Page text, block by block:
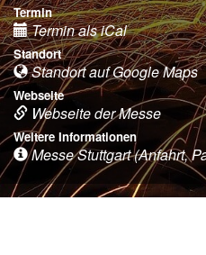
Termin
Termin als iCal
Standort
Standort auf Google Maps
Webseite
Webseite der Messe
Weitere Informationen
Messe Stuttgart (Anfahrt,